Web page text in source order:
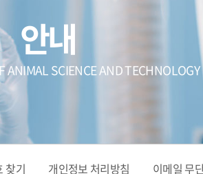
안내
ANIMAL SCIENCE AND TECHNOLOGY
찾기 개인정보 처리방침 이메일 무